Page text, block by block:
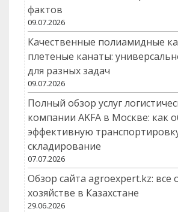
фактов
09.07.2026
Качественные полиамидные
плетеные канаты:
для разных задач
09.07.2026
Полный обзор услуг
компании AKFA в Москве: как
эффективную
складирование
07.07.2026
Обзор сайта agroexpert.kz: все
хозяйстве в Казахстане
29.06.2026